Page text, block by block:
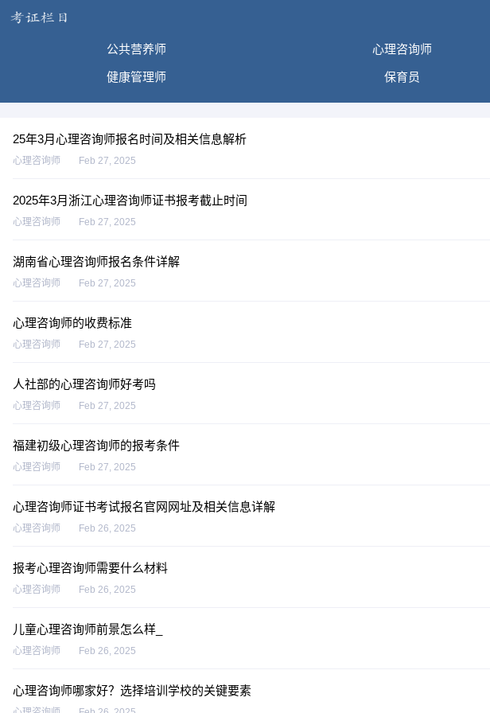
公共营养师 心理咨询师
健康管理师 保育员
25年3月心理咨询师报名时间及相关信息解析
心理咨询师 Feb 27, 2025
2025年3月浙江心理咨询师证书报考截止时间
心理咨询师 Feb 27, 2025
湖南省心理咨询师报名条件详解
心理咨询师 Feb 27, 2025
心理咨询师的收费标准
心理咨询师 Feb 27, 2025
人社部的心理咨询师好考吗
心理咨询师 Feb 27, 2025
福建初级心理咨询师的报考条件
心理咨询师 Feb 27, 2025
心理咨询师证书考试报名官网网址及相关信息详解
心理咨询师 Feb 26, 2025
报考心理咨询师需要什么材料
心理咨询师 Feb 26, 2025
儿童心理咨询师前景怎么样_
心理咨询师 Feb 26, 2025
心理咨询师哪家好？选择培训学校的关键要素